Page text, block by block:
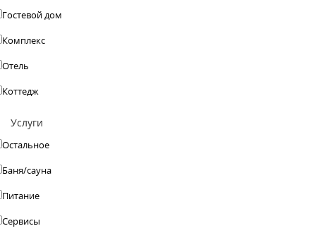
Гостевой дом
Комплекс
Отель
Коттедж
Услуги
Остальное
Баня/сауна
Питание
Сервисы